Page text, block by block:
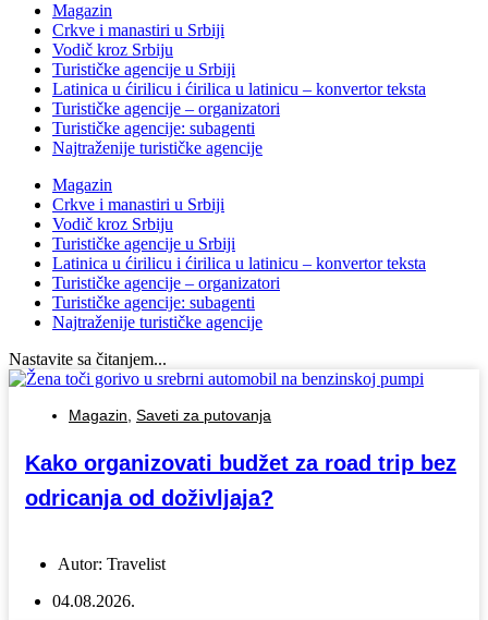
Magazin
Crkve i manastiri u Srbiji
Vodič kroz Srbiju
Turističke agencije u Srbiji
Latinica u ćirilicu i ćirilica u latinicu – konvertor teksta
Turističke agencije – organizatori
Turističke agencije: subagenti
Najtraženije turističke agencije
Magazin
Crkve i manastiri u Srbiji
Vodič kroz Srbiju
Turističke agencije u Srbiji
Latinica u ćirilicu i ćirilica u latinicu – konvertor teksta
Turističke agencije – organizatori
Turističke agencije: subagenti
Najtraženije turističke agencije
Nastavite sa čitanjem...
Magazin Saveti za putovanja
Kako organizovati budžet za road trip bez
odricanja od doživljaja?
Autor: Travelist
04.08.2026.